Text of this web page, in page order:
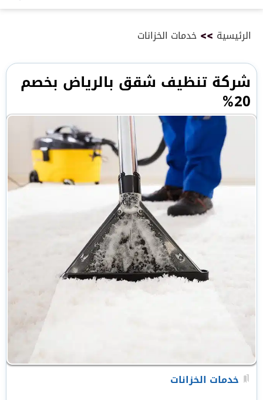
القائمة
بحث
الرئيسية >> خدمات الخزانات
شركة تنظيف شقق بالرياض بخصم
20%
خدمات الخزانات